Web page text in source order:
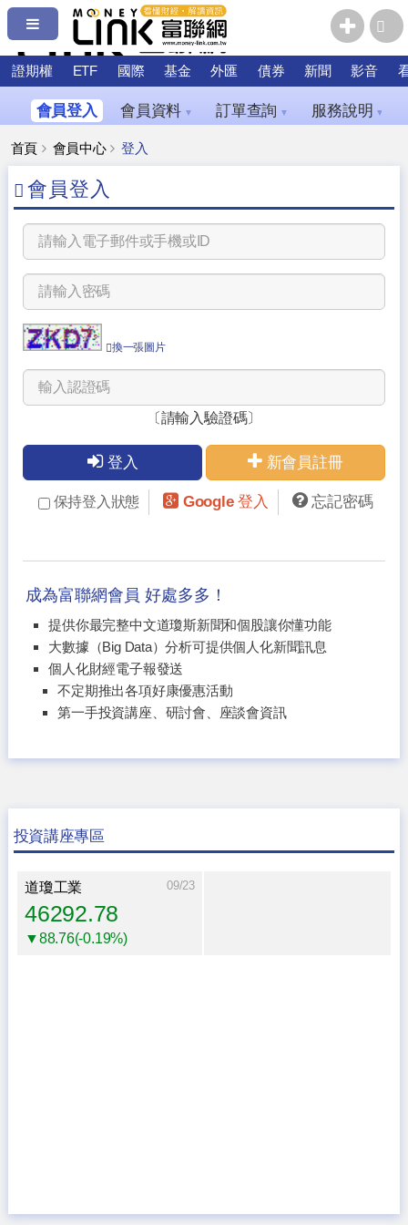
證期權 ETF 國際 基金 外匯 債券 新聞 影音
會員登入 會員資料 ▼ 訂單查詢 ▼ 服務說明 ▼
首頁 會員中心 登入
會員登入
換一張圖片
〔請輸入驗證碼〕
登入 新會員註冊
保持登入狀態 Google 登入 忘記密碼
成為富聯網會員 好處多多！
提供你最完整中文道瓊斯新聞和個股讓你懂功能
大數據（Big Data）分析可提供個人化新聞訊息
個人化財經電子報發送
不定期推出各項好康優惠活動
第一手投資講座、研討會、座談會資訊
投資講座專區
道瓊工業 09/23
46292.78
▼88.76(-0.19%)